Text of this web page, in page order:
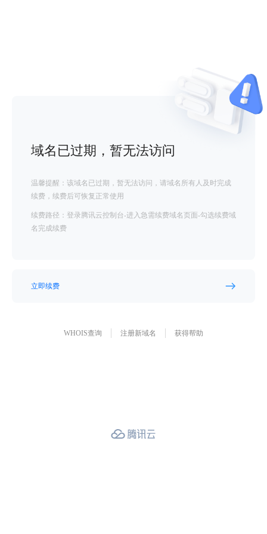
域名已过期，暂无法访问
温馨提醒：该域名已过期，暂无法访问，请域名所有人及时完成
续费，续费后可恢复正常使用
续费路径：登录腾讯云控制台-进入急需续费域名页面-勾选续费域
名完成续费
立即续费
WHOIS查询 注册新域名 获得帮助